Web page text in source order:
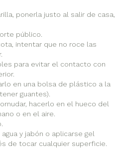
ponerla justo al salir de casa,
público.
intentar que no roce las
para evitar el contacto con
en una bolsa de plástico a la
guantes).
hacerlo en el hueco del
o en el aire.
y jabón o aplicarse gel
de tocar cualquier superficie.